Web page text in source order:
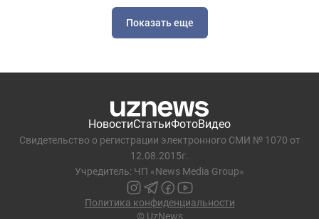
Показать еще
НовостиСтатьиФотоВидео
Свидетельство о регистрации электронного СМИ № 1070 от
12.08.2015г.
Учредитель: ЧП «News Media Group»
Политика конфиденциальности
© UzNews